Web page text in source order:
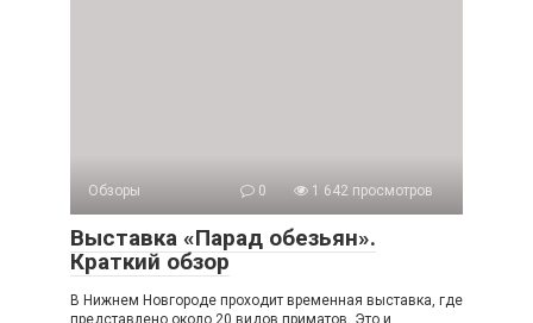
Обзоры 0 1 642 просмотров
Выставка «Парад обезьян».
Краткий обзор
В Нижнем Новгороде проходит временная выставка, где
представлено около 20 видов приматов. Это и